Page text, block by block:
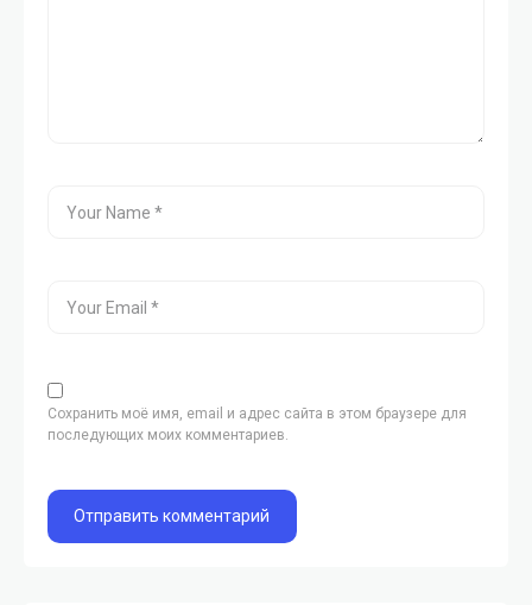
Сохранить моё имя, email и адрес сайта в этом браузере для
последующих моих комментариев.